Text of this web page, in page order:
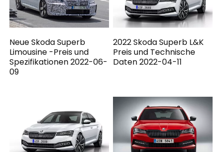
Neue Skoda Superb
Limousine -Preis und
Spezifikationen 2022-06-
09
2022 Skoda Superb L&K
Preis und Technische
Daten 2022-04-11